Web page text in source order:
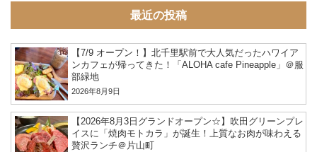
最近の投稿
【7/9 オープン！】北千里駅前で大人気だったハワイア
ンカフェが帰ってきた！「ALOHA cafe Pineapple」＠服
部緑地
2026年8月9日
【2026年8月3日グランドオープン☆】吹田グリーンプレ
イスに「焼肉モトカラ」が誕生！上質なお肉が味わえる
贅沢ランチ＠片山町